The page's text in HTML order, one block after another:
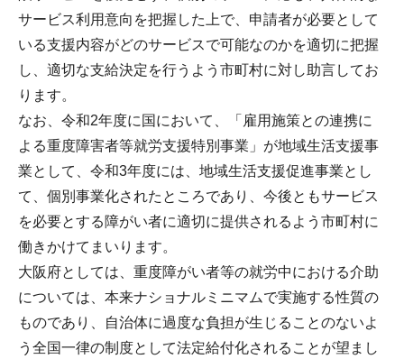
サービス利用意向を把握した上で、申請者が必要として
いる支援内容がどのサービスで可能なのかを適切に把握
し、適切な支給決定を行うよう市町村に対し助言してお
ります。
なお、令和2年度に国において、「雇用施策との連携に
よる重度障害者等就労支援特別事業」が地域生活支援事
業として、令和3年度には、地域生活支援促進事業とし
て、個別事業化されたところであり、今後ともサービス
を必要とする障がい者に適切に提供されるよう市町村に
働きかけてまいります。
大阪府としては、重度障がい者等の就労中における介助
については、本来ナショナルミニマムで実施する性質の
ものであり、自治体に過度な負担が生じることのないよ
う全国一律の制度として法定給付化されることが望まし